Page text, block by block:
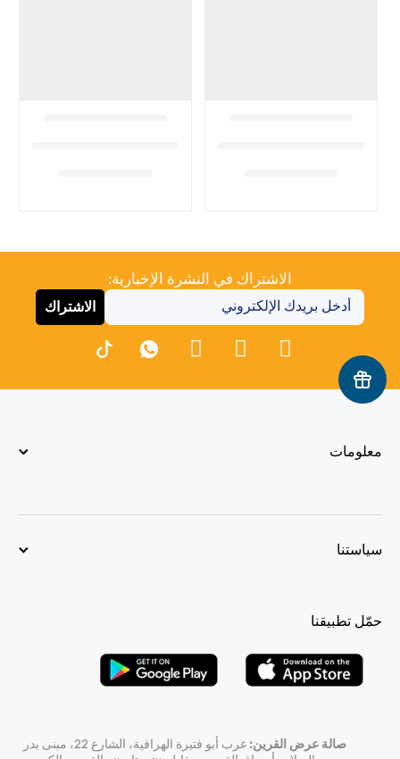
الاشتراك في النشرة الإخبارية:
الاشتراك
معلومات
سياستنا
حمّل تطبيقنا
صالة عرض القرين:
غرب أبو فتيرة الهرافية، الشارع 22، مبنى بدر